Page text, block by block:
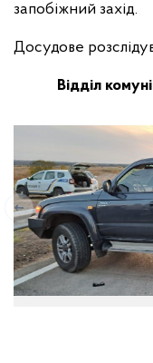
запобіжний захід.
Досудове
Відділ